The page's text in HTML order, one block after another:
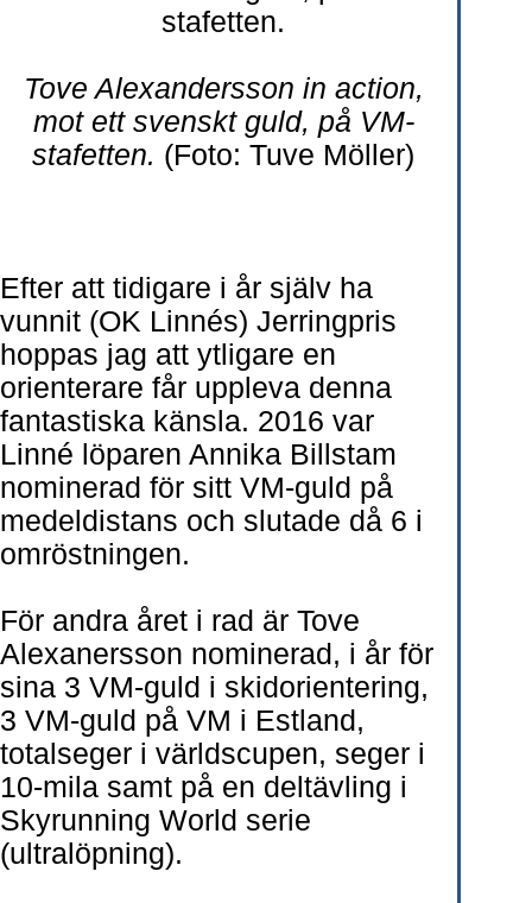
Tove Alexandersson in action,
mot ett svenskt guld, på VM-
stafetten. (Foto: Tuve Möller)
Efter att tidigare i år själv ha
vunnit (OK Linnés) Jerringpris
hoppas jag att ytligare en
orienterare får uppleva denna
fantastiska känsla. 2016 var
Linné löparen Annika Billstam
nominerad för sitt VM-guld på
medeldistans och slutade då 6 i
omröstningen.
För andra året i rad är Tove
Alexanersson nominerad, i år för
sina 3 VM-guld i skidorientering,
3 VM-guld på VM i Estland,
totalseger i världscupen, seger i
10-mila samt på en deltävling i
Skyrunning World serie
(ultralöpning).